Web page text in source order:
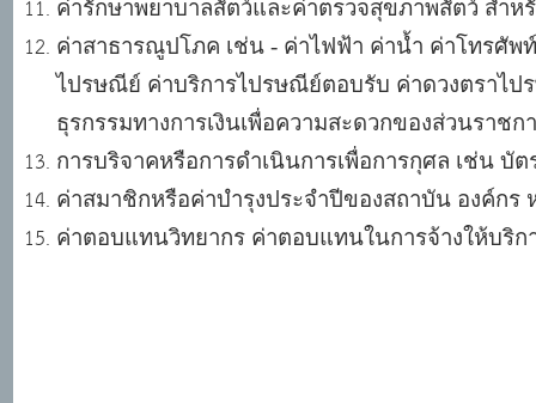
ค่ารักษาพยาบาลสัตว์และค่าตรวจสุขภาพสัตว์ สำ
ค่าสาธารณูปโภค เช่น- ค่าไฟฟ้า ค่าน้ำ ค่าโทรศัพ
ไปรษณีย์ ค่าบริการไปรษณีย์ตอบรับ ค่าดวงตราไ
ธุรกรรมทางการเงินเพื่อความสะดวกของส่วนราช
การบริจาคหรือการดำเนินการเพื่อการกุศล เช่น บัต
ค่าสมาชิกหรือค่าบำรุงประจำปีของสถาบัน องค์กร
ค่าตอบแทนวิทยากร ค่าตอบแทนในการจ้างให้บริ